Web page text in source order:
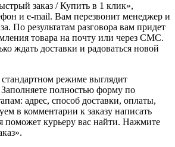
заказ / Купить в 1 клик»,
и e-mail. Вам перезвонит менеджер и
По результатам разговора вам придет
товара на почту или через СМС.
ждать доставки и радоваться новой
режиме выглядит
полностью форму по
адрес, способ доставки, оплаты,
в комментарии к заказу написать
поможет курьеру вас найти. Нажмите